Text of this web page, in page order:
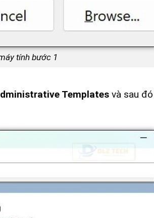
tính bước 1
Templates và sau